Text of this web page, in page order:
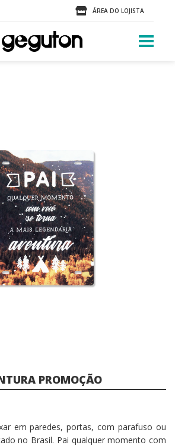
ÁREA DO LOJISTA
PROMOÇÃO
em paredes, portas, com parafuso ou
no Brasil. Pai qualquer momento com